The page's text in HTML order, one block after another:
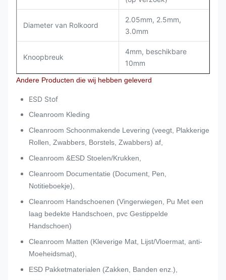
Diameter van Rolkoord
2.05mm, 2.5mm,
3.0mm
Knoopbreuk
4mm, beschikbare
10mm
Andere Producten die wij hebben geleverd
ESD Stof
Cleanroom Kleding
Cleanroom Schoonmakende Levering (veegt, Plakkerige
Rollen, Zwabbers, Borstels, Zwabbers) af,
Cleanroom &ESD Stoelen/Krukken,
Cleanroom Documentatie (Document, Pen,
Notitieboekje),
Cleanroom Handschoenen (Vingerwiegen, Pu Met een
laag bedekte Handschoen, pvc Gestippelde
Handschoen)
Cleanroom Matten (Kleverige Mat, Lijst/Vloermat, anti-
Moeheidsmat),
ESD Pakketmaterialen (Zakken, Banden enz.),